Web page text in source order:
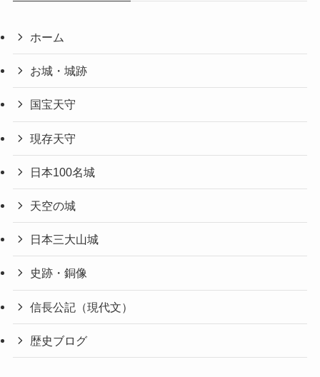
ホーム
お城・城跡
国宝天守
現存天守
日本100名城
天空の城
日本三大山城
史跡・銅像
信長公記（現代文）
歴史ブログ